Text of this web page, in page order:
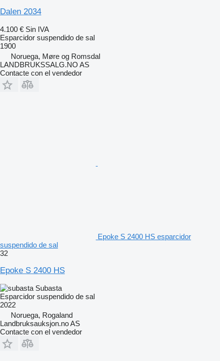
Dalen 2034
4.100 € Sin IVA
Esparcidor suspendido de sal
1900
Noruega, Møre og Romsdal
LANDBRUKSSALG.NO AS
Contacte con el vendedor
Epoke S 2400 HS esparcidor
suspendido de sal
32
Epoke S 2400 HS
Subasta
Esparcidor suspendido de sal
2022
Noruega, Rogaland
Landbruksauksjon.no AS
Contacte con el vendedor